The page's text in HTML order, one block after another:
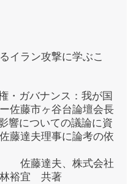
イラン攻撃に学ぶこ
・ガバナンス：我が国
佐藤市ヶ谷台論壇会長
響についての議論に資
藤達夫理事に論考の依
、株式会社
裕宜 共著